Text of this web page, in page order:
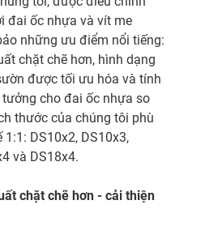
đai ốc nhựa và vít me
những ưu điểm nổi tiếng:
chặt chẽ hơn, hình dạng
được tối ưu hóa và tính
cho đai ốc nhựa so
thước của chúng tôi phù
DS10x2, DS10x3,
và DS18x4.
chặt chẽ hơn - cải thiện